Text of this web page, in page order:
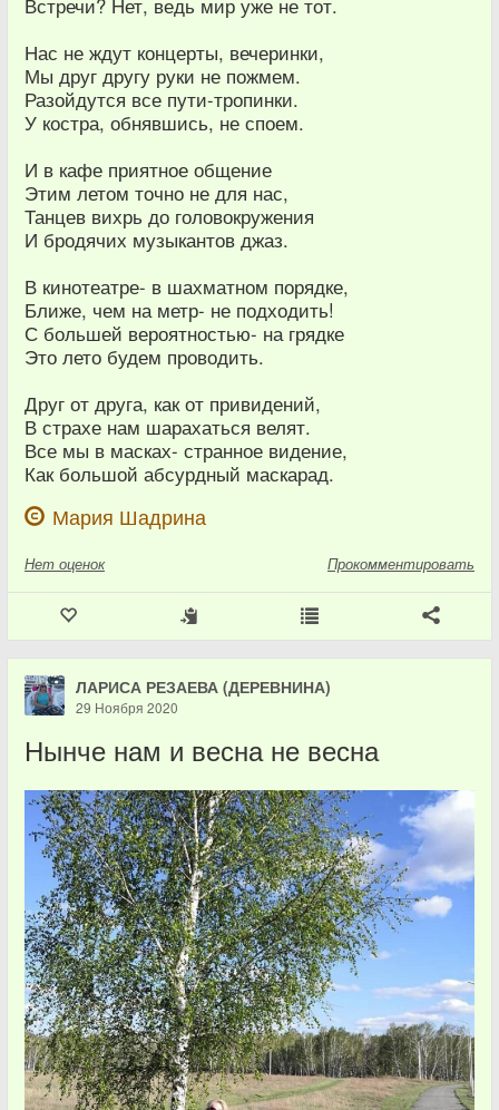
Встречи? Нет, ведь мир уже не тот.
Нас не ждут концерты, вечеринки,
Мы друг другу руки не пожмем.
Разойдутся все пути-тропинки.
У костра, обнявшись, не споем.
И в кафе приятное общение
Этим летом точно не для нас,
Танцев вихрь до головокружения
И бродячих музыкантов джаз.
В кинотеатре- в шахматном порядке,
Ближе, чем на метр- не подходить!
С большей вероятностью- на грядке
Это лето будем проводить.
Друг от друга, как от привидений,
В страхе нам шарахаться велят.
Все мы в масках- странное видение,
Как большой абсурдный маскарад.
Мария Шадрина
Нет оценок Прокомментировать
ЛАРИСА РЕЗАЕВА (ДЕРЕВНИНА)
29 Ноября 2020
Нынче нам и весна не весна